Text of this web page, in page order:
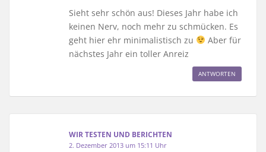
Sieht sehr schön aus! Dieses Jahr habe ich
keinen Nerv, noch mehr zu schmücken. Es
geht hier ehr minimalistisch zu
Aber für
nächstes Jahr ein toller Anreiz
ANTWORTEN
WIR TESTEN UND BERICHTEN
2. Dezember 2013 um 15:11 Uhr